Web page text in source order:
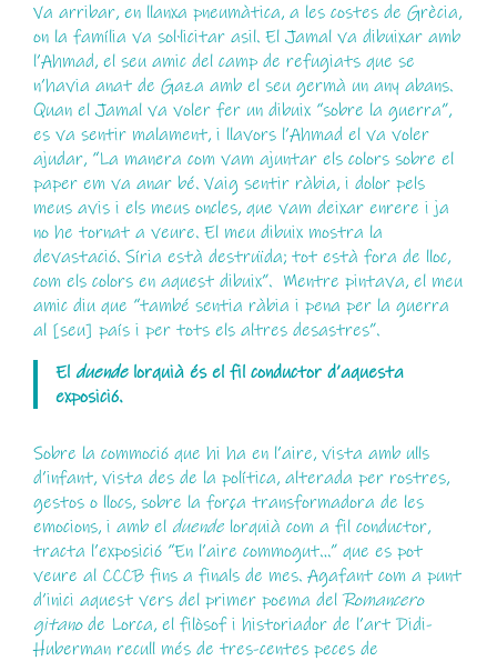
Va arribar, en llanxa pneumàtica, a les costes de Grècia,
on la família va sol·licitar asil. El Jamal va dibuixar amb
l’Ahmad, el seu amic del camp de refugiats que se
n’havia anat de Gaza amb el seu germà un any abans.
Quan el Jamal va voler fer un dibuix “sobre la guerra”,
es va sentir malament, i llavors l’Ahmad el va voler
ajudar, “La manera com vam ajuntar els colors sobre el
paper em va anar bé. Vaig sentir ràbia, i dolor pels
meus avis i els meus oncles, que vam deixar enrere i ja
no he tornat a veure. El meu dibuix mostra la
devastació. Síria està destruïda; tot està fora de lloc,
com els colors en aquest dibuix”. Mentre pintava, el meu
amic diu que “també sentia ràbia i pena per la guerra
al [seu] país i per tots els altres desastres”.
El duendelorquià és el fil conductor d’aquesta
exposició.
Sobre la commoció que hi ha en l’aire, vista amb ulls
d’infant, vista des de la política, alterada per rostres,
gestos o llocs, sobre la força transformadora de les
emocions, i amb el duendelorquià com a fil conductor,
tracta l’exposició “En l’aire commogut…” que es pot
veure al CCCB fins a finals de mes. Agafant com a punt
d’inici aquest vers del primer poema delRomancero
gitanode Lorca, el filòsof i historiador de l’art Didi-
Huberman recull més de tres-centes peces de